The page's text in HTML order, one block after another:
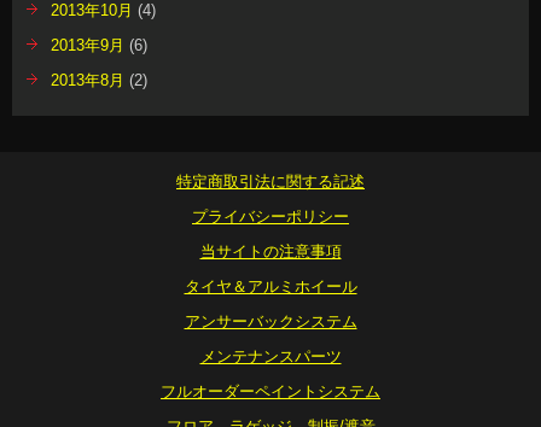
2013年10月 (4)
2013年9月 (6)
2013年8月 (2)
特定商取引法に関する記述
プライバシーポリシー
当サイトの注意事項
タイヤ＆アルミホイール
アンサーバックシステム
メンテナンスパーツ
フルオーダーペイントシステム